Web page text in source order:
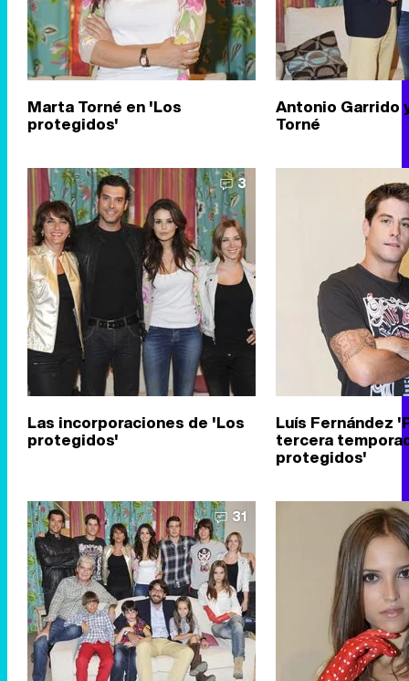
Marta Torné en 'Los
protegidos'
Antonio Garrido
Torné
3
Las incorporaciones de 'Los
protegidos'
Luís Fernández
tercera
protegidos'
31